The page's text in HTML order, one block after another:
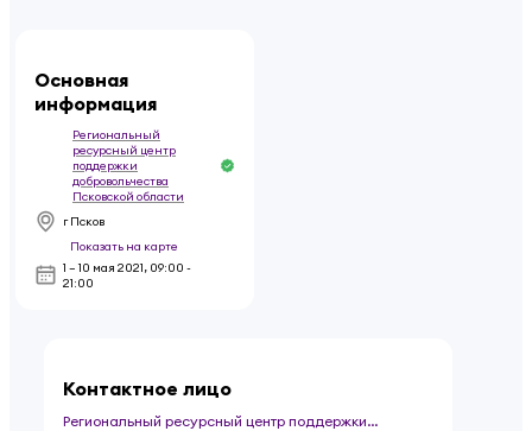
Основная
информация
Региональный
ресурсный центр
поддержки
добровольчества
Псковской области
г Псков
Показать на карте
1 – 10 мая 2021, 09:00 -
21:00
Контактное лицо
Региональный ресурсный центр поддержки